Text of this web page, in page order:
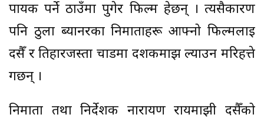
पायक पर्ने ठाउँमा पुगेर फिल्म हेर्छन् । त्यसैकारण
पनि ठुला ब्यानरका निर्माताहरू आफ्नो फिल्मलाई
दसैँ र तिहारजस्ता चाडमा दर्शकमाझ ल्याउन मरिहत्ते
गर्छन् ।
निर्माता तथा निर्देशक नारायण रायमाझी दसैँको